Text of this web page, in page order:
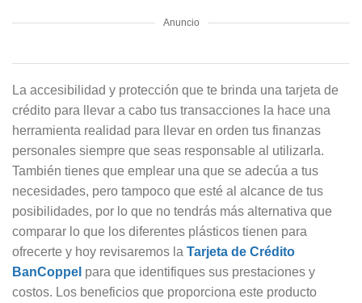
Anuncio
La accesibilidad y protección que te brinda una tarjeta de
crédito para llevar a cabo tus transacciones la hace una
herramienta realidad para llevar en orden tus finanzas
personales siempre que seas responsable al utilizarla.
También tienes que emplear una que se adecúa a tus
necesidades, pero tampoco que esté al alcance de tus
posibilidades, por lo que no tendrás más alternativa que
comparar lo que los diferentes plásticos tienen para
ofrecerte y hoy revisaremos la Tarjeta de Crédito
BanCoppel para que identifiques sus prestaciones y
costos. Los beneficios que proporciona este producto